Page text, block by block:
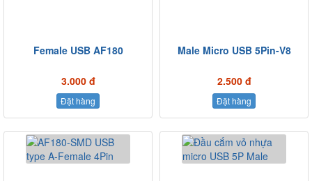
Female USB AF180
3.000 đ
Đặt hàng
Male Micro USB 5Pin-V8
2.500 đ
Đặt hàng